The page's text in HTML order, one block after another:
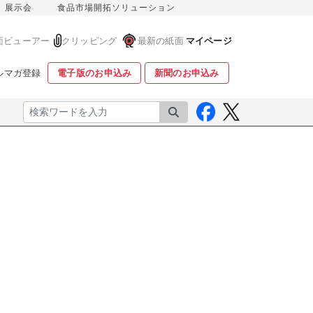
展示会 食品市場開拓ソリューション
ビューアー クリッピング 最新の紙面 マイページ
マガ登録 電子版のお申込み 新聞のお申込み
検索